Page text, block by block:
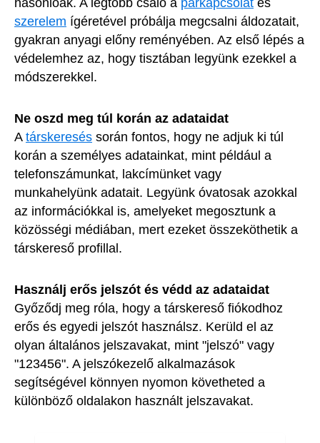
hasonlóak. A legtöbb csaló a párkapcsolat és
szerelem ígéretével próbálja megcsalni áldozatait,
gyakran anyagi előny reményében. Az első lépés a
védelemhez az, hogy tisztában legyünk ezekkel a
módszerekkel.
Ne oszd meg túl korán az adataidat
A társkeresés során fontos, hogy ne adjuk ki túl
korán a személyes adatainkat, mint például a
telefonszámunkat, lakcímünket vagy
munkahelyünk adatait. Legyünk óvatosak azokkal
az információkkal is, amelyeket megosztunk a
közösségi médiában, mert ezeket összeköthetik a
társkereső profillal.
Használj erős jelszót és védd az adataidat
Győződj meg róla, hogy a társkereső fiókodhoz
erős és egyedi jelszót használsz. Kerüld el az
olyan általános jelszavakat, mint "jelszó" vagy
"123456". A jelszókezelő alkalmazások
segítségével könnyen nyomon követheted a
különböző oldalakon használt jelszavakat.